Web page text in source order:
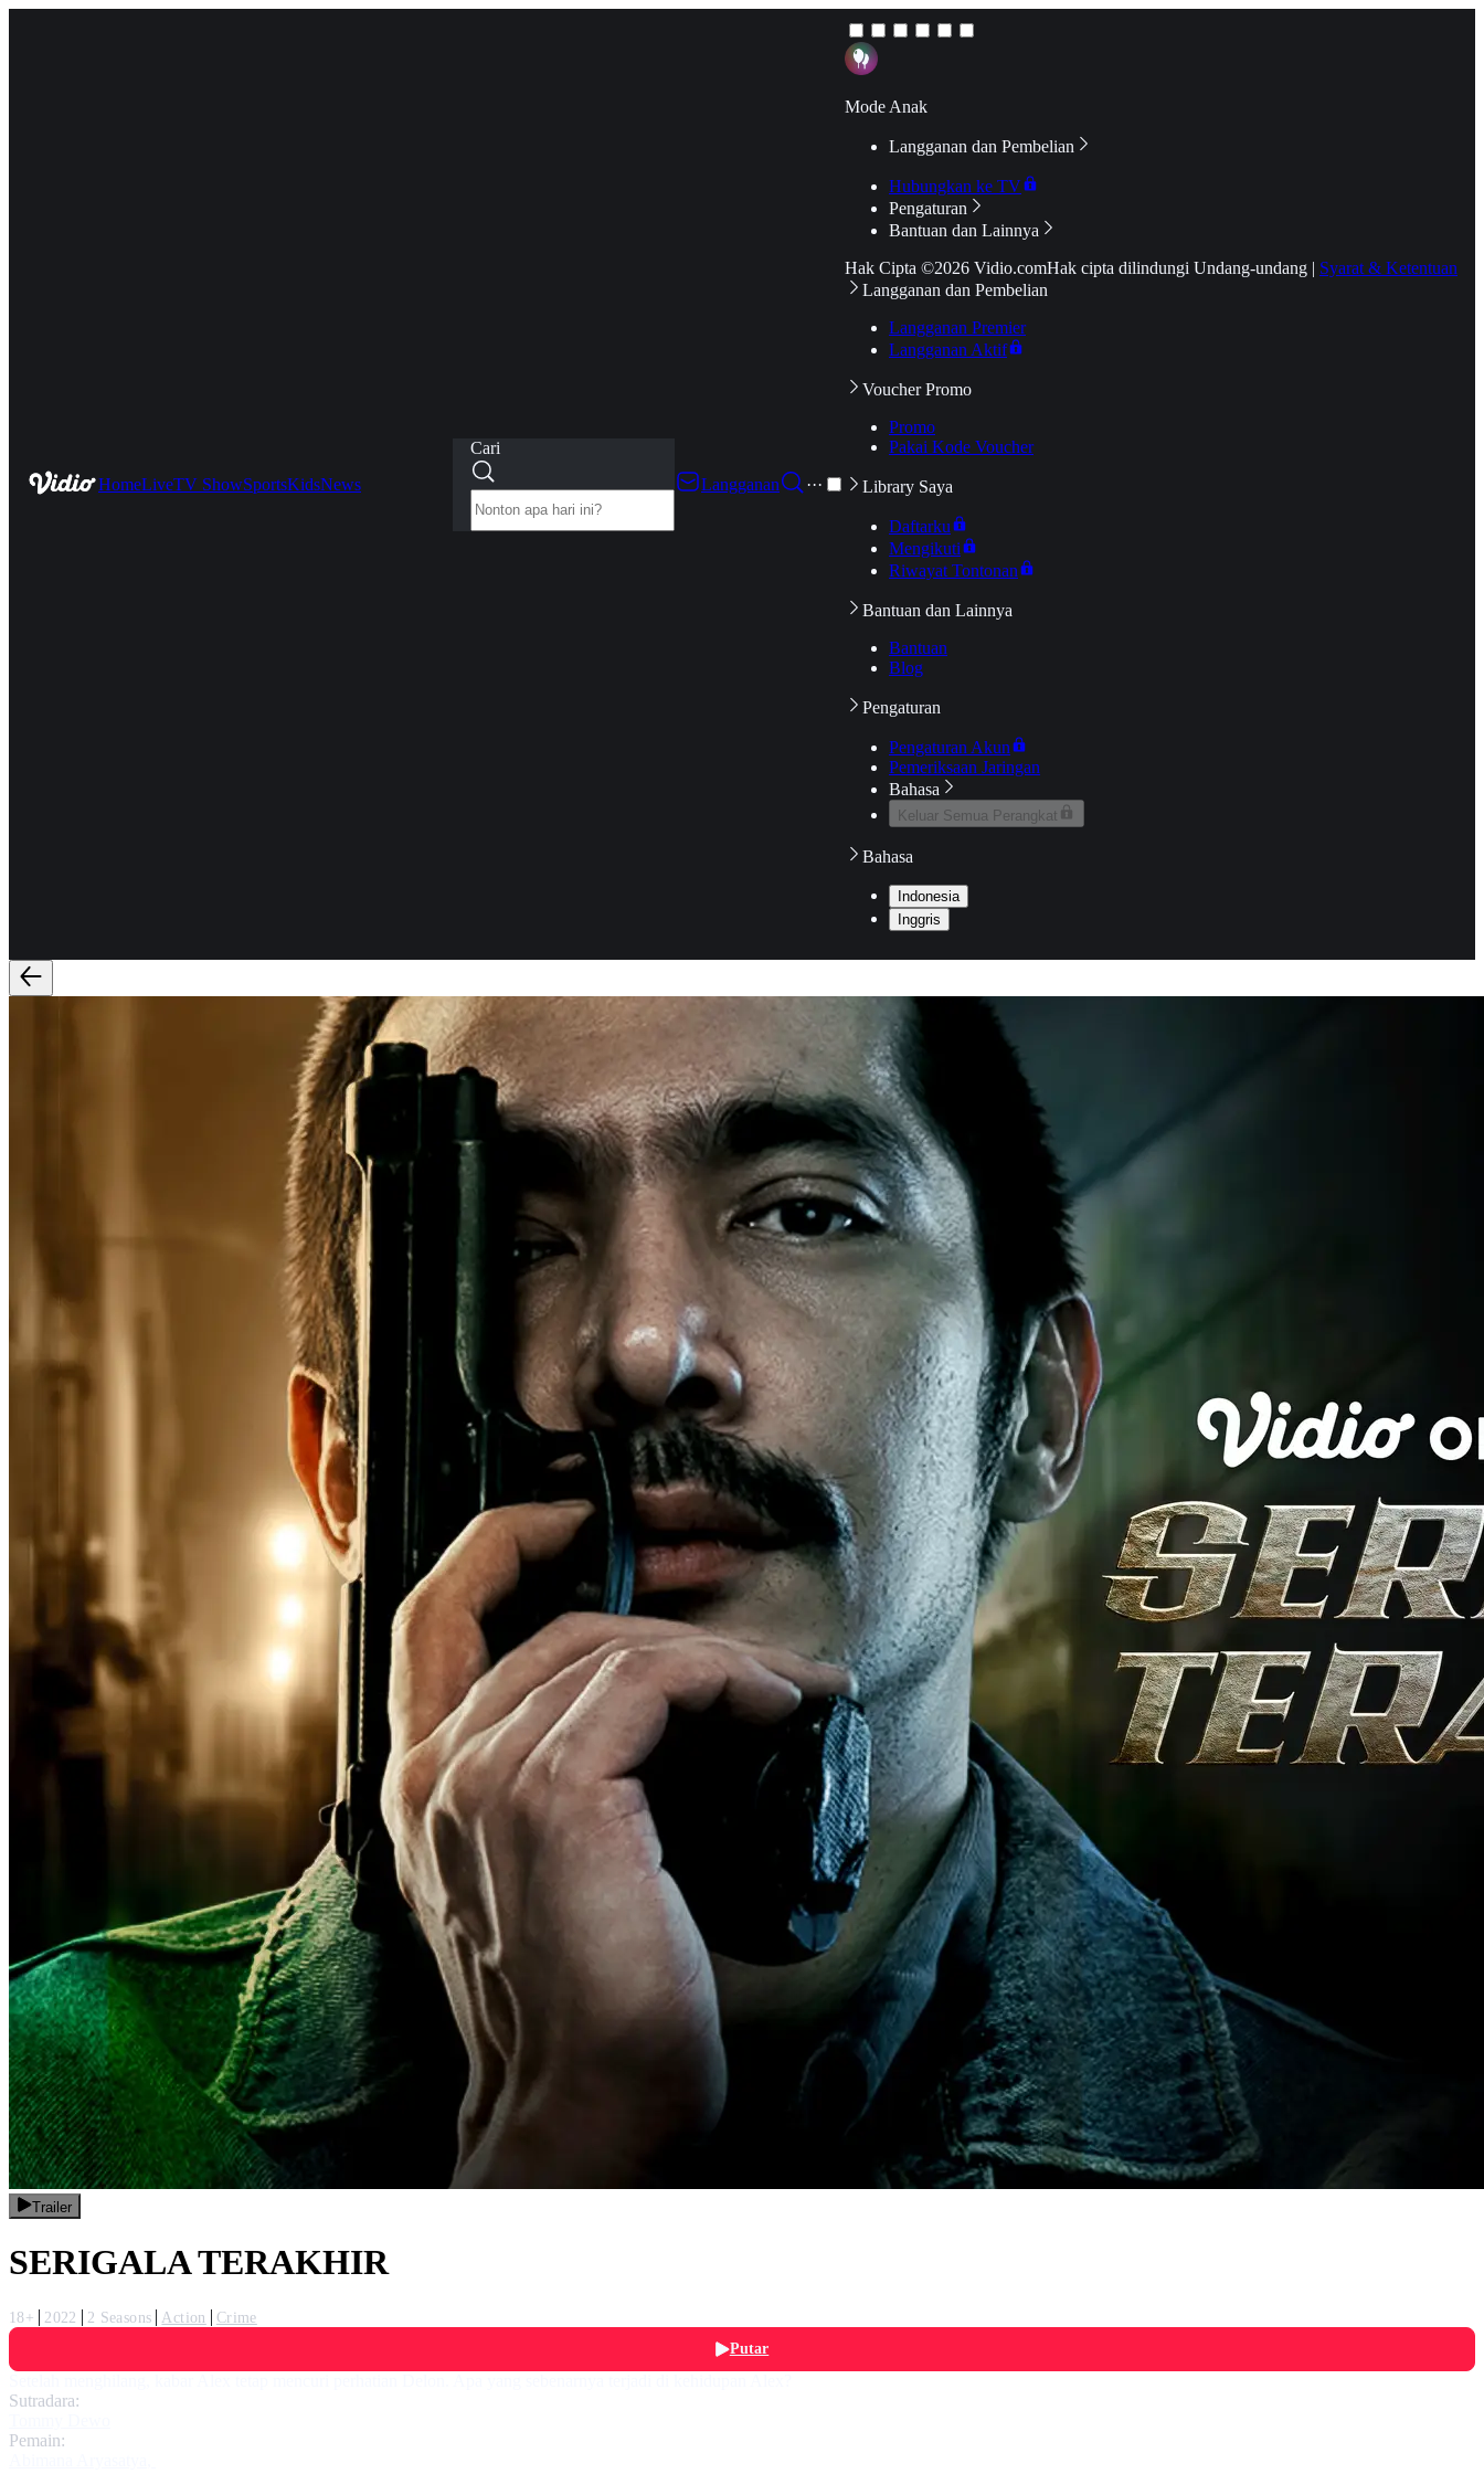
HomeLiveTV ShowSportsKidsNews
Cari
Langganan
···
Mode Anak
Langganan dan Pembelian
Hubungkan ke TV
Pengaturan
Bantuan dan Lainnya
Hak Cipta ©2026 Vidio.comHak cipta dilindungi Undang-undang | Syarat & Ketentuan
Langganan dan Pembelian
Langganan Premier
Langganan Aktif
Voucher Promo
Promo
Pakai Kode Voucher
Library Saya
Daftarku
Mengikuti
Riwayat Tontonan
Bantuan dan Lainnya
Bantuan
Blog
Pengaturan
Pengaturan Akun
Pemeriksaan Jaringan
Bahasa
Keluar Semua Perangkat
Bahasa
Indonesia
Inggris
Trailer
SERIGALA TERAKHIR
18+ 2022 2 Seasons Action
Crime
Putar
Sutradara:
Pemain: